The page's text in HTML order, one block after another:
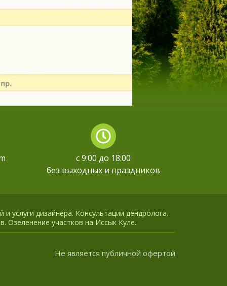
с 9:00 до 18:00
без выходных и праздников
услуги дизайнера. Консультации дендролога.
Озеленение участков на Иссык Куле.
Не является публичной офертой